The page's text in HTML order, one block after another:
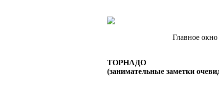
Главное
ТОРНАДО
(занимательные заметки